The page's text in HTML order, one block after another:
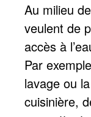
Au milieu
veulent de
accès à
Par
lavage ou
cuisinière,